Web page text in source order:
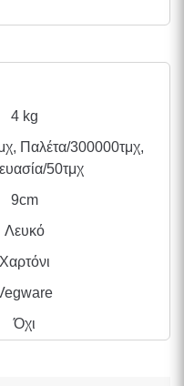
4 kg
Παλέτα/300000τμχ,
50τμχ
9cm
Λευκό
Χαρτόνι
Όχι